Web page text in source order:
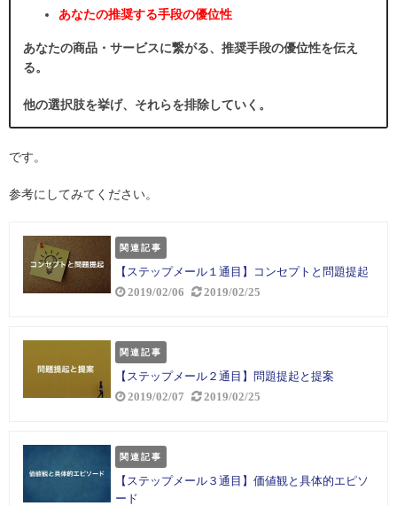
あなたの推奨する手段の優位性
あなたの商品・サービスに繋がる、推奨手段の優位性を伝え
る。
他の選択肢を挙げ、それらを排除していく。
です。
参考にしてみてください。
関連記事
【ステップメール１通目】コンセプトと問題提起
2019/02/06 2019/02/25
関連記事
【ステップメール２通目】問題提起と提案
2019/02/07 2019/02/25
関連記事
【ステップメール３通目】価値観と具体的エピソ
ード